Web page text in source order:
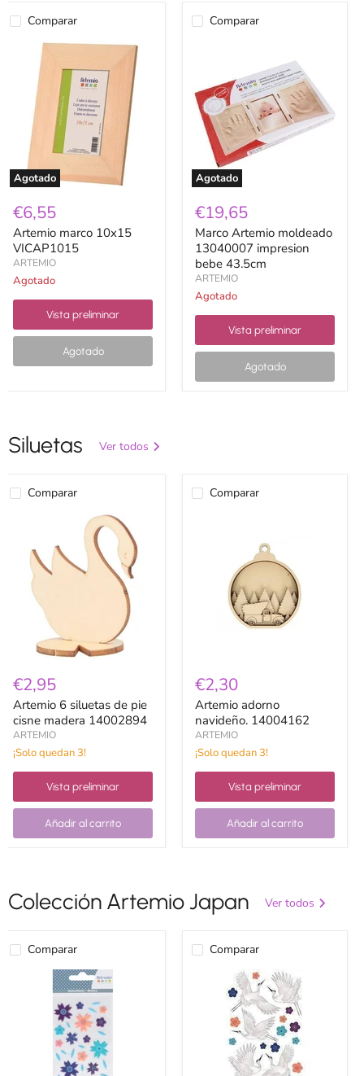
Comparar
Agotado
Artemio
10x15
VICAP1015
€6,55
Artemio marco 10x15
VICAP1015
ARTEMIO
Agotado
Vista preliminar
Agotado
Comparar
Agotado
13040007
impresion
bebe
43.5cm
€19,65
Marco Artemio moldeado
13040007 impresion
bebe 43.5cm
ARTEMIO
Agotado
Vista preliminar
Agotado
Siluetas Ver todos
Comparar
cisne
madera
14002894
€2,95
Artemio 6 siluetas de pie
cisne madera 14002894
ARTEMIO
¡Solo quedan 3!
Vista preliminar
Añadir al carrito
Comparar
€2,30
Artemio adorno
navideño. 14004162
ARTEMIO
¡Solo quedan 3!
Vista preliminar
Añadir al carrito
Colección Artemio Japan Ver todos
Comparar
adhesivos
11004771
Comparar
stickers
adhesivos
11004770